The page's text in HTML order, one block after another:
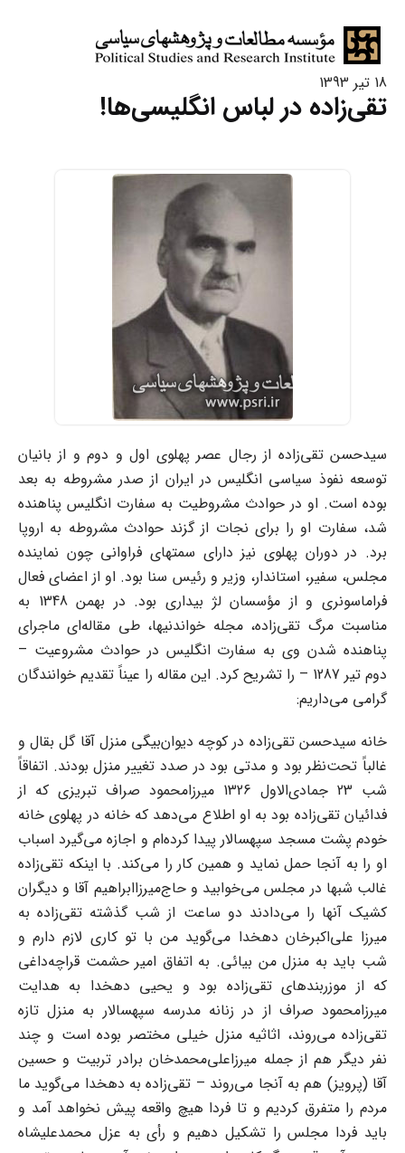
18 تیر 1393
تقی‌زاده در لباس انگلیسی‌ها!‏
سیدحسن تقی‌زاده از رجال عصر پهلوی اول و دوم و از بانیان
توسعه نفوذ سیاسی انگلیس در ایران از ‌صدر مشروطه به بعد
بوده است. او در حوادث مشروطیت به سفارت انگلیس پناهنده
شد، سفارت او را ‌برای نجات از گزند حوادث مشروطه به اروپا
برد. در دوران پهلوی نیز دارای سمتهای فراوانی چون ‌نماینده
مجلس، سفیر، استاندار، وزیر و رئیس سنا بود. او از اعضای فعال
فراماسونری و از مؤسسان لژ ‌بیداری بود.‌ در بهمن 1348 به
مناسبت مرگ تقی‌زاده، مجله خواندنیها، طی مقاله‌ای ماجرای
پناهنده شدن وی به ‌سفارت انگلیس در حوادث مشروعیت –
دوم تیر 1287 – را تشریح کرد. این مقاله را عیناً تقدیم ‌خوانندگان
گرامی می‌داریم:‌
خانه سیدحسن تقی‌زاده در کوچه دیوان‌بیگی منزل آقا گل بقال و
غالباً تحت‌نظر بود و مدتی بود در صدد ‌تغییر منزل بودند. اتفاقاً
شب 23 جمادی‌الاول 1326 میرزامحمود صراف تبریزی که از
فدائیان تقی‌زاده بود ‌به او اطلاع می‌دهد که خانه در پهلوی خانه
خودم پشت مسجد سپهسالار پیدا کرده‌ام و اجازه می‌گیرد ‌اسباب
او را به آنجا حمل نماید و همین کار را می‌کند. با اینکه تقی‌زاده
غالب شبها در مجلس می‌خوابید و ‌حاج‌میرزاابراهیم آقا و دیگران
کشیک آنها را می‌دادند دو ساعت از شب گذشته تقی‌زاده به
میرزا ‌علی‌اکبرخان دهخدا می‌گوید من با تو کاری لازم دارم و
شب باید به منزل من بیائی. به اتفاق امیر حشمت ‌قراچه‌داغی
که از موزربندهای تقی‌زاده بود و یحیی دهخدا به هدایت
میرزامحمود صراف از در زنانه ‌مدرسه سپهسالار به منزل تازه
تقی‌زاده می‌روند، اثاثیه منزل خیلی مختصر بوده است و چند
نفر دیگر هم از ‌جمله میرزاعلی‌محمدخان برادر تربیت و حسین
آقا (پرویز) هم به آنجا می‌روند – تقی‌زاده به دهخدا ‌می‌گوید ما
مردم را متفرق کردیم و تا فردا هیچ واقعه پیش نخواهد آمد و
باید فردا مجلس را تشکیل دهیم ‌و رأی به عزل محمدعلیشاه